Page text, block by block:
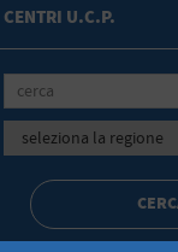
CENTRI U.C.P.